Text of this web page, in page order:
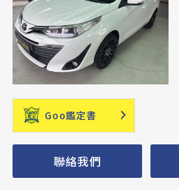
Goo鑑定書
聯絡我們